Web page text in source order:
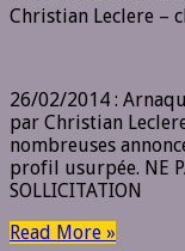
Christian Leclere –
26/02/2014 :
par Christian
nombreuses
profil usurpée. NE
SOLLICITATION
Read More »